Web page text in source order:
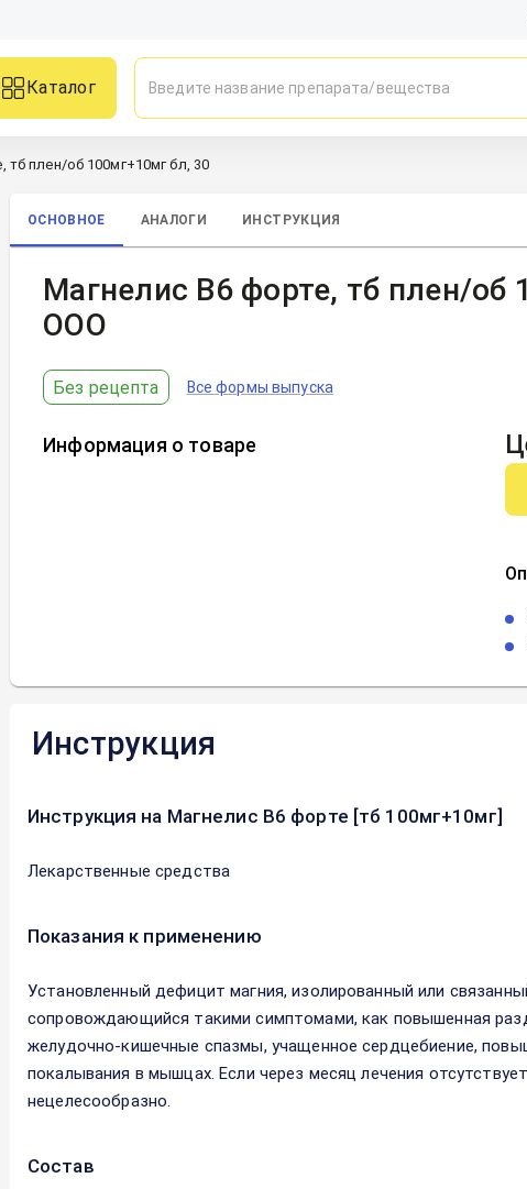
Каталог
тб плен/об 100мг+10мг бл, 30
ОСНОВНОЕ АНАЛОГИ ИНСТРУКЦИЯ
Магнелис В6 форте, тб плен/об
ООО
Без рецепта Все формы выпуска
Информация о товаре
Инструкция
Инструкция на Магнелис В6 форте [тб 100мг+10мг]
Лекарственные средства
Показания к применению
Установленный дефицит магния, изолированный или
сопровождающийся такими симптомами, как повышенная
желудочно-кишечные спазмы, учащенное сердцебиение,
покалывания в мышцах. Если через месяц лечения
нецелесообразно.
Состав